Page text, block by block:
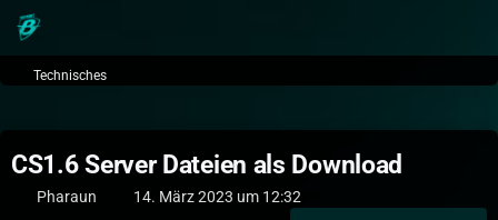
Technisches
CS1.6 Server Dateien als Download
Pharaun
14. März 2023 um 12:32